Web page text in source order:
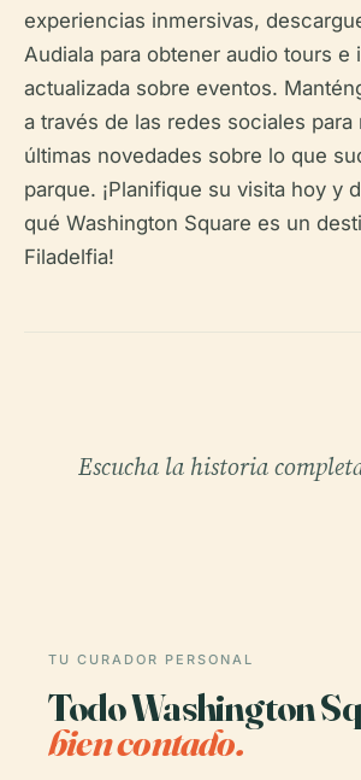
experiencias inmersivas,
Audiala para obtener audio tours e
actualizada sobre eventos.
a través de las redes sociales para
últimas novedades sobre lo que
parque. ¡Planifique su visita hoy y
qué Washington Square es un
Filadelfia!
Escucha la historia
TU CURADOR PERSONAL
Todo Washington
bien contado.